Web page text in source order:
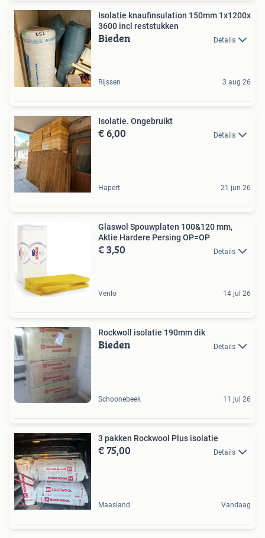
Isolatie knaufinsulation 150mm 1x1200x
3600 incl reststukken
Bieden Details
Rijssen 3 aug 26
Isolatie. Ongebruikt
€ 6,00 Details
Hapert 21 jun 26
Glaswol Spouwplaten 100&120 mm,
Aktie Hardere Persing OP=OP
€ 3,50 Details
Venlo 14 jul 26
Rockwoll isolatie 190mm dik
Bieden Details
Schoonebeek 11 jul 26
3 pakken Rockwool Plus isolatie
€ 75,00 Details
Maasland Vandaag